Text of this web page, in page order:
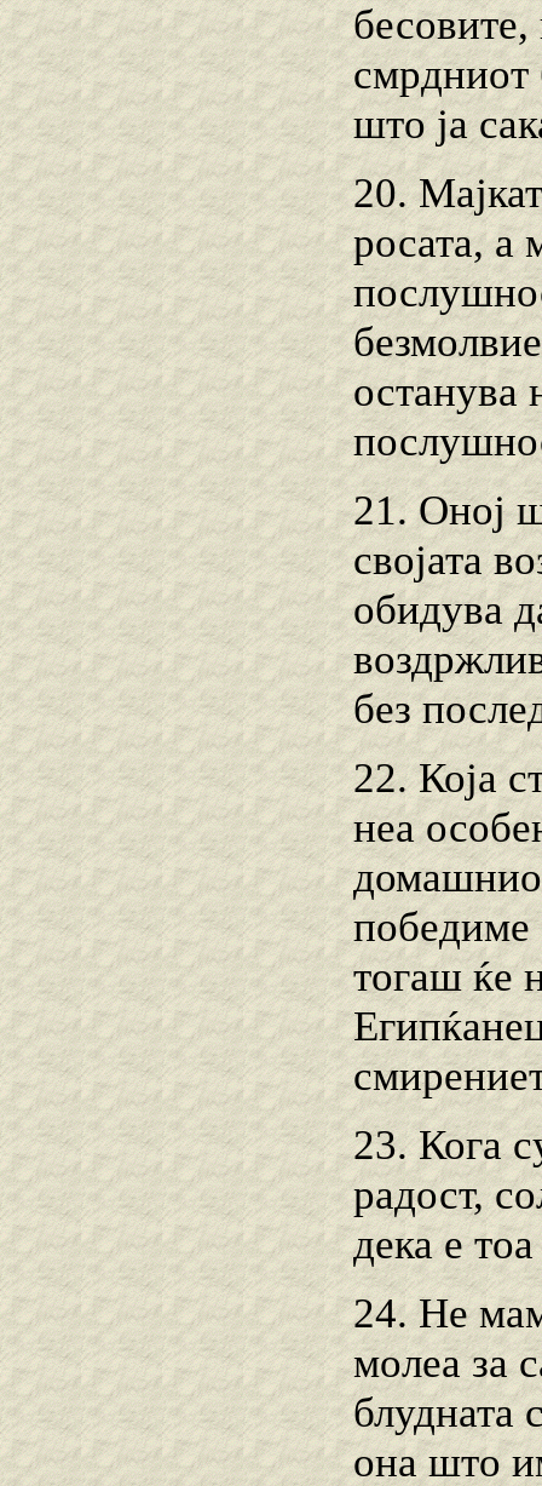
смрдниот
што ја
20.
росата, а
останува
21. Оној
својата
обидува
без
22. Која
неа
победиме
тогаш ќе
23. Кога
радост,
дека е
24. Не
молеа за
блудната
она што